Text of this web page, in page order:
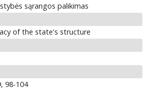
sąrangos palikimas
of the state's structure
98-104